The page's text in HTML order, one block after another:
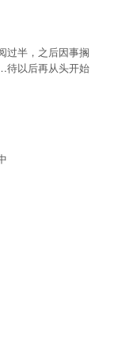
过半，之后因事搁
以后再从头开始